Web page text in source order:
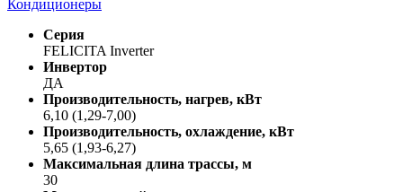
Кондиционеры
Серия
FELICITA Inverter
Инвертор
ДА
Производительность, нагрев, кВт
6,10 (1,29-7,00)
Производительность, охлаждение, кВт
5,65 (1,93-6,27)
Максимальная длина трассы, м
30